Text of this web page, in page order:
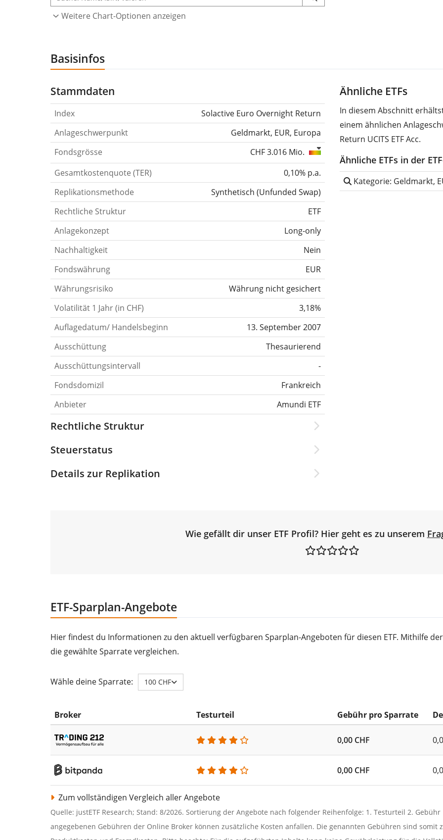
Weitere Chart-Optionen anzeigen
Basisinfos
Stammdaten
Index
Solactive Euro Overnight Return
Anlageschwerpunkt
Geldmarkt, EUR, Europa
Fondsgrösse
CHF 3.016 Mio.
Gesamtkostenquote (TER)
0,10% p.a.
Replikationsmethode
Synthetisch (Unfunded Swap)
Rechtliche Struktur
ETF
Anlagekonzept
Long-only
Nachhaltigkeit
Nein
Fondswährung
EUR
Währungsrisiko
Währung nicht gesichert
Volatilität 1 Jahr (in CHF)
3,18%
Auflagedatum/ Handelsbeginn
13. September 2007
Ausschüttung
Thesaurierend
Ausschüttungsintervall
-
Fondsdomizil
Frankreich
Anbieter
Amundi ETF
Rechtliche Struktur
Steuerstatus
Details zur Replikation
Ähnliche ETFs
In diesem Abschnitt
einem ähnlichen
Return UCITS ETF Acc.
Ähnliche ETFs in der
Kategorie: Geldmarkt,
Wie gefällt dir unser ETF Profil? Hier geht es zu unserem
ETF-Sparplan-Angebote
Hier findest du Informationen zu den aktuell verfügbaren Sparplan-Angeboten für diesen ETF. Mithilfe
die gewählte Sparrate vergleichen.
Wähle deine Sparrate: 100 CHF
Broker Testurteil Gebühr pro Sparrate
0,00 CHF
0,00 CHF
Zum vollständigen Vergleich aller Angebote
Quelle: justETF Research; Stand: 8/2026. Sortierung der Angebote nach folgender Reihenfolge: 1. Testurteil 2.
angegebenen Gebühren der Online Broker können zusätzliche Kosten anfallen. Die genannten Gebühren sind somit